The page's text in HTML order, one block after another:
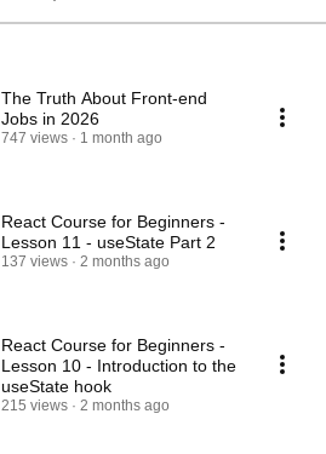
The Truth About Front-end
Jobs in 2026
747 views 1 month ago
React Course for Beginners -
Lesson 11 - useState Part 2
137 views 2 months ago
React Course for Beginners -
Lesson 10 - Introduction to the
useState hook
215 views 2 months ago